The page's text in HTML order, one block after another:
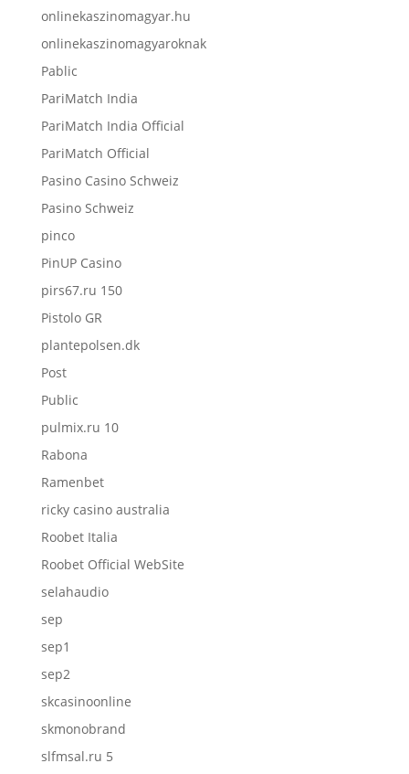
onlinekaszinomagyar.hu
onlinekaszinomagyaroknak
Pablic
PariMatch India
PariMatch India Official
PariMatch Official
Pasino Casino Schweiz
Pasino Schweiz
pinco
PinUP Casino
pirs67.ru 150
Pistolo GR
plantepolsen.dk
Post
Public
pulmix.ru 10
Rabona
Ramenbet
ricky casino australia
Roobet Italia
Roobet Official WebSite
selahaudio
sep
sep1
sep2
skcasinoonline
skmonobrand
slfmsal.ru 5